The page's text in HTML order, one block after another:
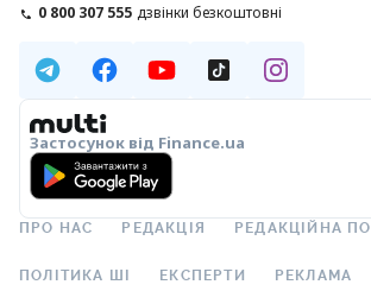
0 800 307 555 дзвінки безкоштовні
Застосунок від Finance.ua
ПРО НАС РЕДАКЦІЯ РЕДАКЦІЙНА
ПОЛІТИКА ШІ ЕКСПЕРТИ РЕКЛАМА